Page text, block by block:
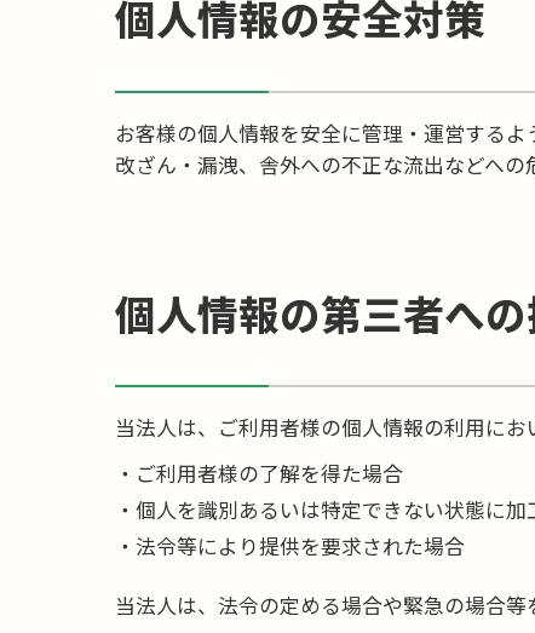
個人情報の安全対策
お客様の個人情報を安全に管理・運営する
改ざん・漏洩、舎外への不正な流出などへ
個人情報の第三者へ
当法人は、ご利用者様の個人情報の利用に
ご利用者様の了解を得た場合
個人を識別あるいは特定できない状態に加
法令等により提供を要求された場合
当法人は、法令の定める場合や緊急の場合